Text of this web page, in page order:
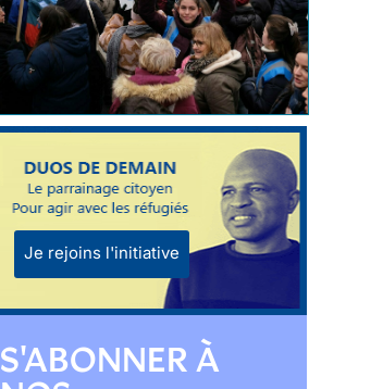
Je rejoins l'initiative
S'ABONNER À